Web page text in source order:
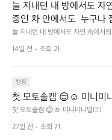
늘 지내던 내 방에서도 자
중인 차 안에서도  누구나
걸리는 순간이 있습니다.
려보세요. 마치 암막 커튼
c® Wind Pro™의 온기가
줍니다.  이 슬립 웜을 쓰
이 됩니다.  안녕히 주무세
늘 지내던 내 방에서도 자연 속에서
구나 잠에 들기까지 조금 시간이 걸
게 눈을 가려보세요. 마치 암막 커
밤이 됩니다.  안녕히 주무세요.
14일 전 조회 21
캠핑
첫 모토솔캠 😌☺️ 미니미니
첫 모토솔캠 😌☺️ 미니미니멀👌🏼
27일 전 조회 71